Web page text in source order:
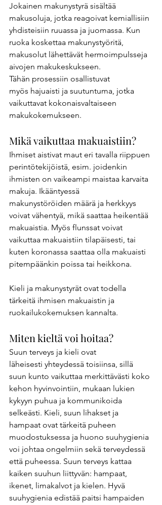
Jokainen makunystyrä sisältää
makusoluja, jotka reagoivat kemiallisiin
yhdisteisiin ruuassa ja juomassa. Kun
ruoka koskettaa makunystyöritä,
makusolut lähettävät hermoimpulsseja
aivojen makukeskukseen.
Tähän prosessiin osallistuvat
myös hajuaisti ja suutuntuma, jotka
vaikuttavat kokonaisvaltaiseen
makukokemukseen.
Mikä vaikuttaa makuaistiin?
Ihmiset aistivat maut eri tavalla riippuen
perintötekijöistä, esim. joidenkin
ihmisten on vaikeampi maistaa karvaita
makuja. Ikääntyessä
makunystöröiden määrä ja herkkyys
voivat vähentyä, mikä saattaa heikentää
makuaistia. Myös flunssat voivat
vaikuttaa makuaistiin tilapäisesti, tai
kuten koronassa saattaa olla makuaisti
pitempäänkin poissa tai heikkona.
Kieli ja makunystyrät ovat todella
tärkeitä ihmisen makuaistin ja
ruokailukokemuksen kannalta.
Miten kieltä voi hoitaa?
Suun terveys ja kieli ovat
läheisesti yhteydessä toisiinsa, sillä
suun kunto vaikuttaa merkittävästi koko
kehon hyvinvointiin, mukaan lukien
kykyyn puhua ja kommunikoida
selkeästi. Kieli, suun lihakset ja
hampaat ovat tärkeitä puheen
muodostuksessa ja huono suuhygienia
voi johtaa ongelmiin sekä terveydessä
että puheessa. Suun terveys kattaa
kaiken suuhun liittyvän: hampaat,
ikenet, limakalvot ja kielen. Hyvä
suuhygienia edistää paitsi hampaiden